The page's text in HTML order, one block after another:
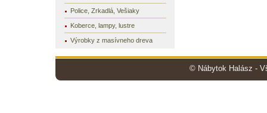
Police, Zrkadlá, Vešiaky
Koberce, lampy, lustre
Výrobky z masívneho dreva
© Nábytok Halász -